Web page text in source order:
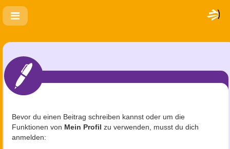
Bevor du einen Beitrag schreiben kannst oder um die
Funktionen von Mein Profil zu verwenden, musst du dich
anmelden: